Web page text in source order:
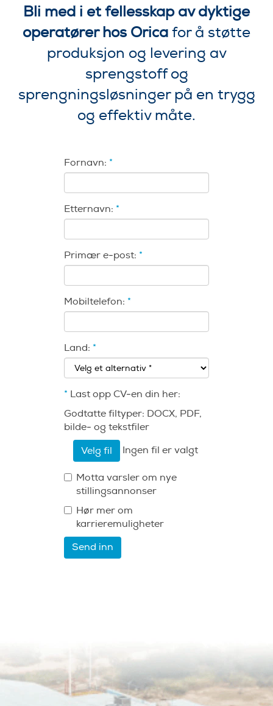
Bli med i et fellesskap av dyktige
operatører hos Orica for å støtte
produksjon og levering av
sprengstoff og
sprengningsløsninger på en trygg
og effektiv måte.
Fornavn: *
Etternavn: *
Primær e-post: *
Mobiltelefon: *
Land: *
* Last opp CV-en din her:
Godtatte filtyper: DOCX, PDF,
bilde- og tekstfiler
Velg fil
Ingen fil er valgt
Motta varsler om nye
stillingsannonser
Hør mer om
karrieremuligheter
Send inn